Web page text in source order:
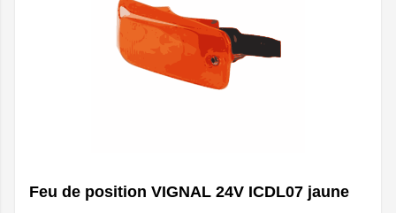
Feu de position VIGNAL 24V ICDL07 jaune